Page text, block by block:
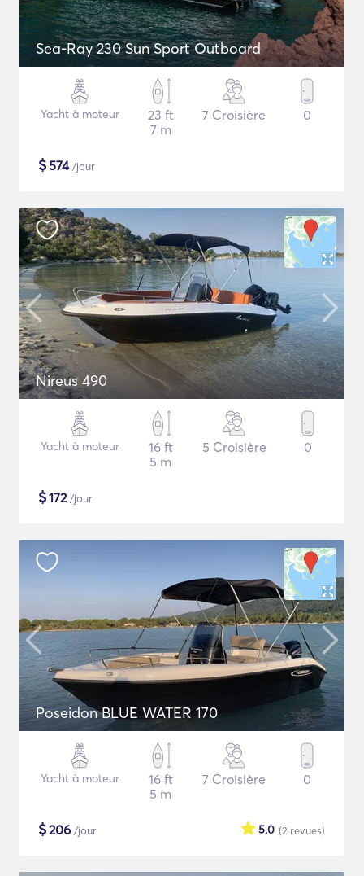
Sea-Ray 230 Sun Sport Outboard
Yacht à moteur
23 ft
7 m
7 Croisière 0
$574/jour
Nireus 490
Yacht à moteur
16 ft
5 m
5 Croisière 0
$172/jour
Poseidon BLUE WATER 170
Yacht à moteur
16 ft
5 m
7 Croisière 0
$206 /jour (2 revues)
5.0